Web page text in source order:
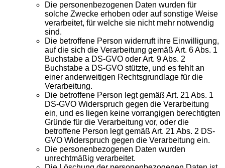
Die personenbezogenen Daten wurden für
solche Zwecke erhoben oder auf sonstige Weise
verarbeitet, für welche sie nicht mehr notwendig
sind.
Die betroffene Person widerruft ihre Einwilligung,
auf die sich die Verarbeitung gemäß Art. 6 Abs. 1
Buchstabe a DS-GVO oder Art. 9 Abs. 2
Buchstabe a DS-GVO stützte, und es fehlt an
einer anderweitigen Rechtsgrundlage für die
Verarbeitung.
Die betroffene Person legt gemäß Art. 21 Abs. 1
DS-GVO Widerspruch gegen die Verarbeitung
ein, und es liegen keine vorrangigen berechtigten
Gründe für die Verarbeitung vor, oder die
betroffene Person legt gemäß Art. 21 Abs. 2 DS-
GVO Widerspruch gegen die Verarbeitung ein.
Die personenbezogenen Daten wurden
unrechtmäßig verarbeitet.